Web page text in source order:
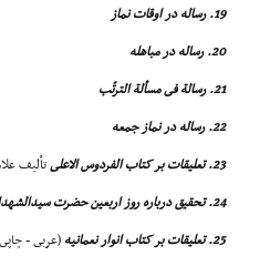
19. رساله در اوقات نماز
20. رساله در مباهله
21. رسالة فى مسألة الترتّب
22. رساله در نماز جمعه
23. تعلیقات بر کتاب الفردوس الاعلى
تألیف
24. تحقیق درباره روز اربعین حضرت سیدالشهدا
25. تعلیقات بر کتاب انوار نعمانیه
(عربى -